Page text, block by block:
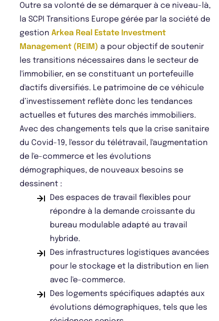
Outre sa volonté de se démarquer à ce niveau-là,
la SCPI Transitions Europe gérée par la société de
gestion Arkea Real Estate Investment
Management (REIM) a pour objectif de soutenir
les transitions nécessaires dans le secteur de
l'immobilier, en se constituant un portefeuille
d'actifs diversifiés. Le patrimoine de ce véhicule
d’investissement reflète donc les tendances
actuelles et futures des marchés immobiliers.
Avec des changements tels que la crise sanitaire
du Covid-19, l'essor du télétravail, l'augmentation
de l'e-commerce et les évolutions
démographiques, de nouveaux besoins se
dessinent :
Des espaces de travail flexibles pour
répondre à la demande croissante du
bureau modulable adapté au travail
hybride.
Des infrastructures logistiques avancées
pour le stockage et la distribution en lien
avec l'e-commerce.
Des logements spécifiques adaptés aux
évolutions démographiques, tels que les